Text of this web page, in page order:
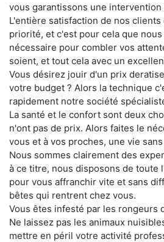
vous garantissons une
L'entière satisfaction de nos
priorité, et c'est pour cela que
nécessaire pour combler vos
soient, et tout cela avec un
Vous désirez jouir d'un prix
votre budget ? Alors la technique
rapidement notre société
La santé et le confort sont deux
n'ont pas de prix. Alors faites le
vous et à vos proches, une vie
Nous sommes clairement des
à ce titre, nous disposons de toute
pour vous affranchir vite et sans
bêtes qui rentrent chez vous.
Vous êtes infesté par les rongeurs
Ne laissez pas les animaux
mettre en péril votre activité